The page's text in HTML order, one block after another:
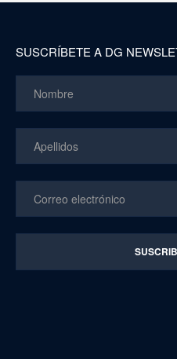
SUSCRÍBETE A DG